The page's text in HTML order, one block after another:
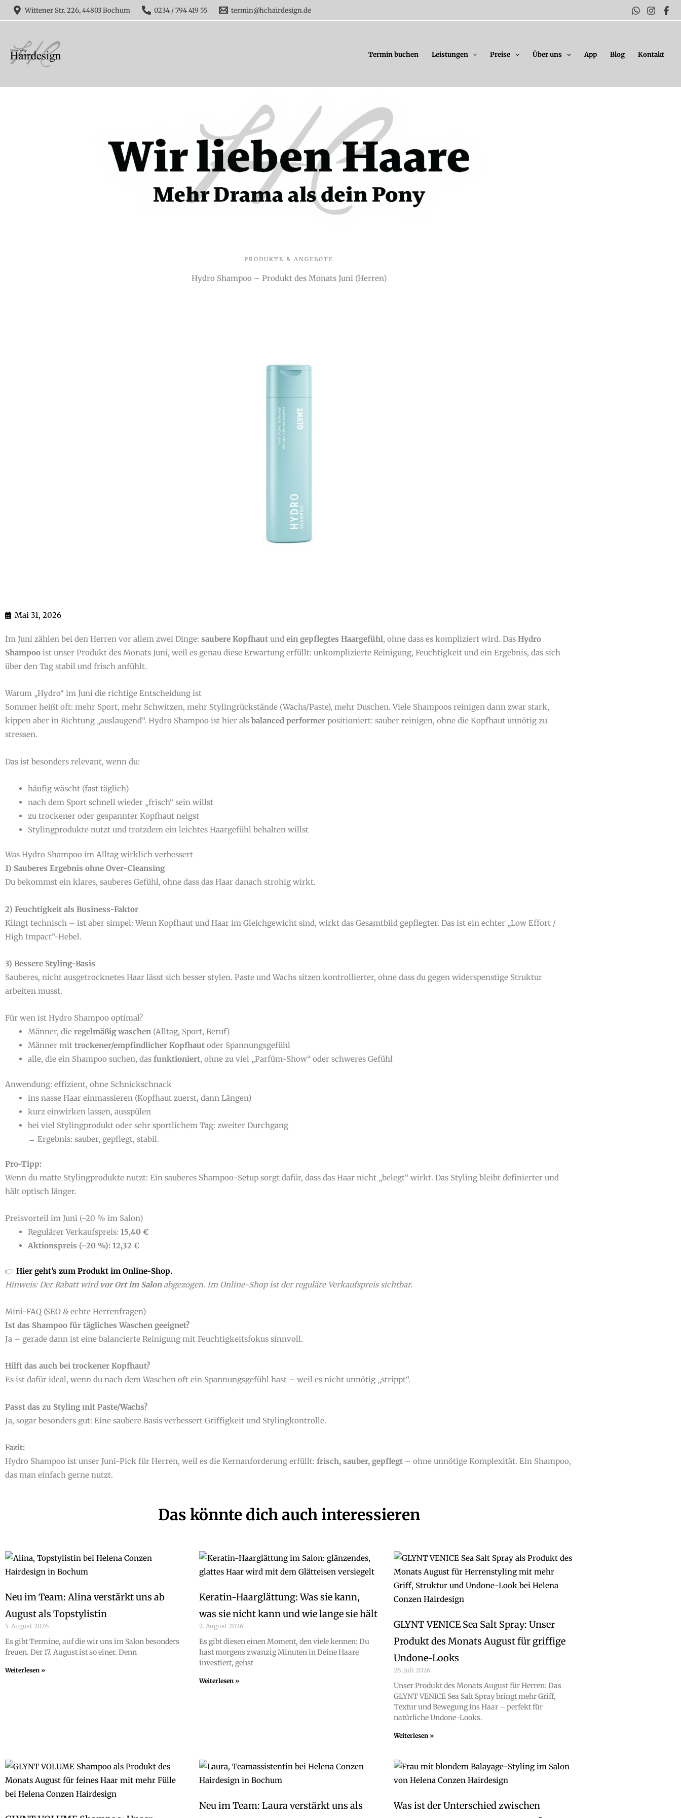
Zum
Inhalt
Wittener Str. 226, 44803 Bochum 0234 / 794 419 55 termin@hchairdesign.de
Termin buchen Leistungen Preise Über uns App Blog Kontakt
PRODUKTE & ANGEBOTE
Hydro Shampoo – Produkt des Monats Juni (Herren)
Mai 31, 2026
Im Juni zählen bei den Herren vor allem zwei Dinge: saubere Kopfhaut und ein gepflegtes Haargefühl, ohne dass es kompliziert wird. Das Hydro
Shampoo ist unser Produkt des Monats Juni, weil es genau diese Erwartung erfüllt: unkomplizierte Reinigung, Feuchtigkeit und ein Ergebnis, das sich
über den Tag stabil und frisch anfühlt.
Warum „Hydro“ im Juni die richtige Entscheidung ist
Sommer heißt oft: mehr Sport, mehr Schwitzen, mehr Stylingrückstände (Wachs/Paste), mehr Duschen. Viele Shampoos reinigen dann zwar stark,
kippen aber in Richtung „auslaugend“. Hydro Shampoo ist hier als balanced performer positioniert: sauber reinigen, ohne die Kopfhaut unnötig zu
stressen.
Das ist besonders relevant, wenn du:
häufig wäscht (fast täglich)
nach dem Sport schnell wieder „frisch“ sein willst
zu trockener oder gespannter Kopfhaut neigst
Stylingprodukte nutzt und trotzdem ein leichtes Haargefühl behalten willst
Was Hydro Shampoo im Alltag wirklich verbessert
1) Sauberes Ergebnis ohne Over-Cleansing
Du bekommst ein klares, sauberes Gefühl, ohne dass das Haar danach strohig wirkt.
2) Feuchtigkeit als Business-Faktor
Klingt technisch – ist aber simpel: Wenn Kopfhaut und Haar im Gleichgewicht sind, wirkt das Gesamtbild gepflegter. Das ist ein echter „Low Effort /
High Impact“-Hebel.
3) Bessere Styling-Basis
Sauberes, nicht ausgetrocknetes Haar lässt sich besser stylen. Paste und Wachs sitzen kontrollierter, ohne dass du gegen widerspenstige Struktur
arbeiten musst.
Für wen ist Hydro Shampoo optimal?
Männer, die regelmäßig waschen (Alltag, Sport, Beruf)
Männer mit trockener/empfindlicher Kopfhaut oder Spannungsgefühl
alle, die ein Shampoo suchen, das funktioniert, ohne zu viel „Parfüm-Show“ oder schweres Gefühl
Anwendung: effizient, ohne Schnickschnack
ins nasse Haar einmassieren (Kopfhaut zuerst, dann Längen)
kurz einwirken lassen, ausspülen
bei viel Stylingprodukt oder sehr sportlichem Tag: zweiter Durchgang
→ Ergebnis: sauber, gepflegt, stabil.
Pro-Tipp:
Wenn du matte Stylingprodukte nutzt: Ein sauberes Shampoo-Setup sorgt dafür, dass das Haar nicht „belegt“ wirkt. Das Styling bleibt definierter und
hält optisch länger.
Preisvorteil im Juni (–20 % im Salon)
Regulärer Verkaufspreis: 15,40 €
Aktionspreis (–20 %): 12,32 €
👉 Hier geht’s zum Produkt im Online-Shop.
Hinweis: Der Rabatt wird vor Ort im Salonabgezogen. Im Online-Shop ist der reguläre Verkaufspreis sichtbar.
Mini-FAQ (SEO & echte Herrenfragen)
Ist das Shampoo für tägliches Waschen geeignet?
Ja – gerade dann ist eine balancierte Reinigung mit Feuchtigkeitsfokus sinnvoll.
Hilft das auch bei trockener Kopfhaut?
Es ist dafür ideal, wenn du nach dem Waschen oft ein Spannungsgefühl hast – weil es nicht unnötig „strippt“.
Passt das zu Styling mit Paste/Wachs?
Ja, sogar besonders gut: Eine saubere Basis verbessert Griffigkeit und Stylingkontrolle.
Fazit:
Hydro Shampoo ist unser Juni-Pick für Herren, weil es die Kernanforderung erfüllt: frisch, sauber, gepflegt – ohne unnötige Komplexität. Ein Shampoo,
das man einfach gerne nutzt.
Das könnte dich auch interessieren
Neu im Team: Alina verstärkt uns ab
August als Topstylistin
5. August 2026
Es gibt Termine, auf die wir uns im Salon besonders
freuen. Der 17. August ist so einer. Denn
Weiterlesen »
Keratin-Haarglättung: Was sie kann,
was sie nicht kann und wie lange sie hält
2. August 2026
Es gibt diesen einen Moment, den viele kennen: Du
hast morgens zwanzig Minuten in Deine Haare
investiert, gehst
Weiterlesen »
GLYNT VENICE Sea Salt Spray: Unser
Produkt des Monats August für griffige
Undone-Looks
26. Juli 2026
Unser Produkt des Monats August für Herren: Das
GLYNT VENICE Sea Salt Spray bringt mehr Griff,
Textur und Bewegung ins Haar – perfekt für
natürliche Undone-Looks.
Weiterlesen »
Neu im Team: Laura verstärkt uns als
Was ist der Unterschied zwischen